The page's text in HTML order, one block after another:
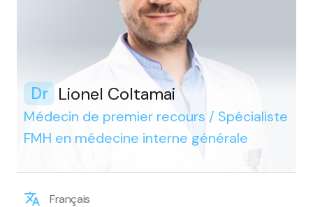
Dr Lionel Coltamai
Médecin de premier recours / Spécialiste
FMH en médecine interne générale
Français